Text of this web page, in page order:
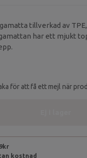
tillverkad av
har ett mjukt
för att få ett mejl när
kostnad